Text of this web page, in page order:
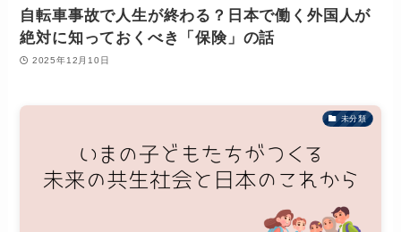
自転車事故で人生が終わる？日本で働く外国人が
絶対に知っておくべき「保険」の話
2025年12月10日
未分類